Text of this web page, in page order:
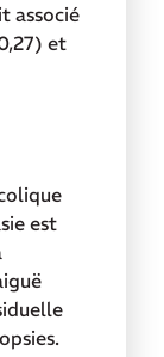
associé
et
est